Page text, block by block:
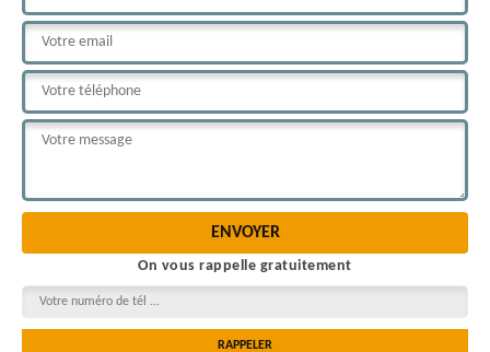
On vous rappelle gratuitement